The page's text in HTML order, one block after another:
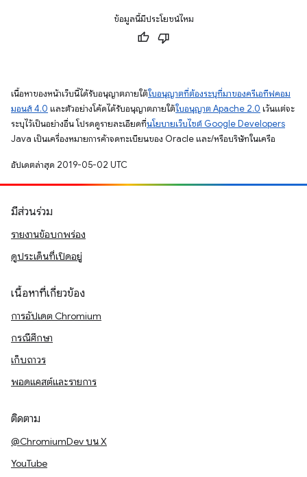
ข้อมูลนี้มีประโยชน์ไหม
เนื้อหาของหน้าเว็บนี้ได้รับอนุญาตภายใต้ใบอนุญาตที่ต้องระบุที่มาของครีเอทีฟคอม
มอนส์ 4.0 และตัวอย่างโค้ดได้รับอนุญาตภายใต้ใบอนุญาต Apache 2.0 เว้นแต่จะ
ระบุไว้เป็นอย่างอื่น โปรดดูรายละเอียดที่นโยบายเว็บไซต์ Google Developers
Java เป็นเครื่องหมายการค้าจดทะเบียนของ Oracle และ/หรือบริษัทในเครือ
อัปเดตล่าสุด 2019-05-02 UTC
มีส่วนร่วม
รายงานข้อบกพร่อง
ดูประเด็นที่เปิดอยู่
เนื้อหาที่เกี่ยวข้อง
การอัปเดต Chromium
กรณีศึกษา
เก็บถาวร
พอดแคสต์และรายการ
ติดตาม
@ChromiumDev บน X
YouTube